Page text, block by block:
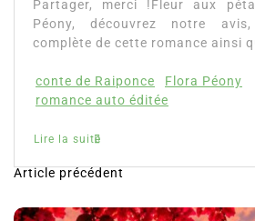
!Fleur aux pétales d’or de Flora
notre avis, la présentation
romance ainsi que l’accès direct...
Flora Péony
éditée
N
a
Article précédent